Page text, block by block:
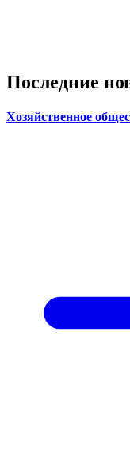
Последние
Хозяйственное